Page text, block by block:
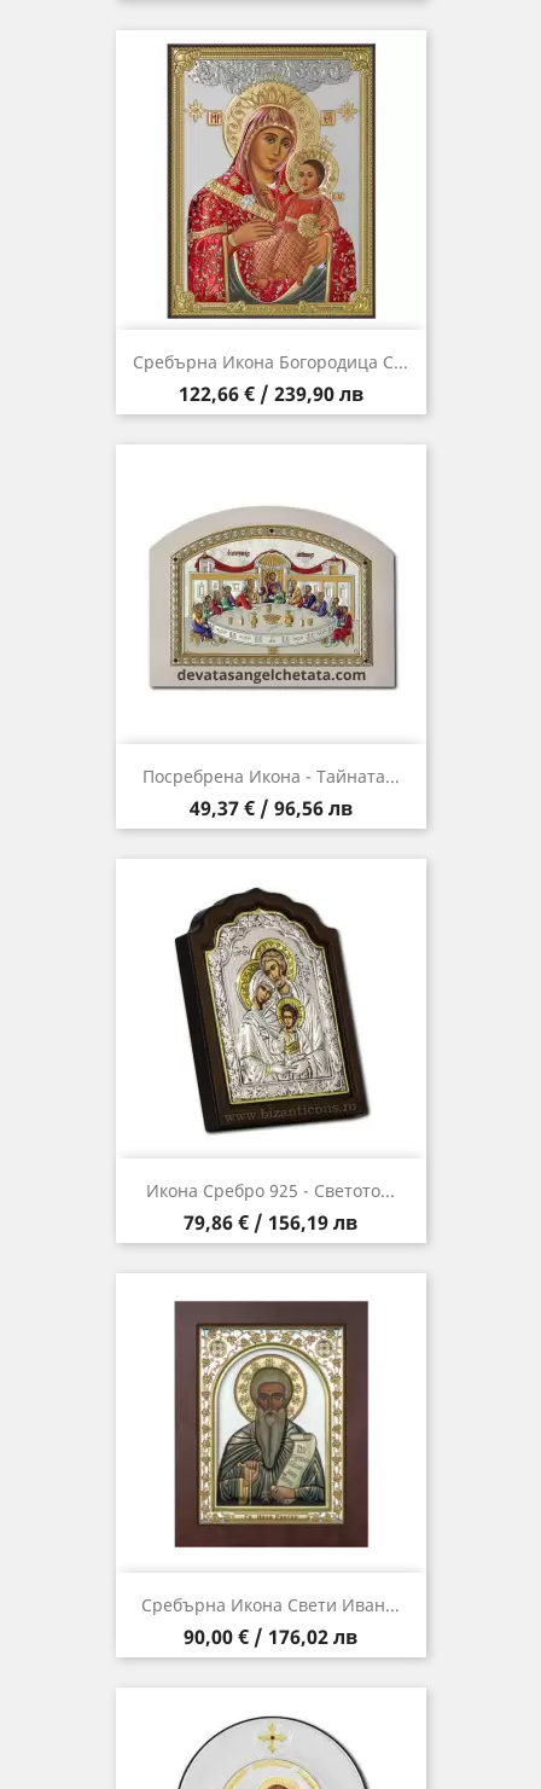
Сребърна Икона Богородица С...
Цена
122,66 € / 239,90 лв
Посребрена Икона - Тайната...
Цена
49,37 € / 96,56 лв
Икона Сребро 925 - Светото...
Цена
79,86 € / 156,19 лв
Сребърна Икона Свети Иван...
Цена
90,00 € / 176,02 лв